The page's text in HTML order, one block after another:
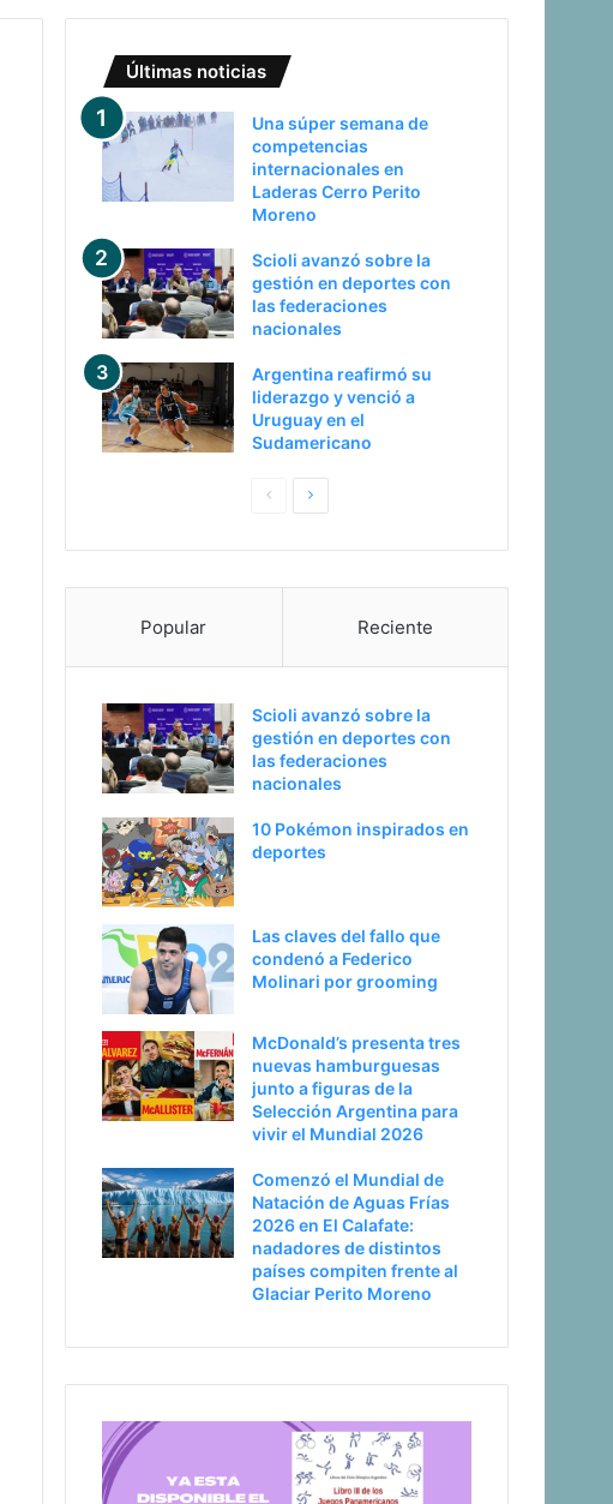
Últimas noticias
Una súper semana de
competencias
internacionales en
Laderas Cerro Perito
Moreno
Scioli avanzó sobre la
gestión en deportes con
las federaciones
nacionales
Argentina reafirmó su
liderazgo y venció a
Uruguay en el
Sudamericano
PaginaSiguiente
Popular Reciente
Scioli avanzó sobre la
gestión en deportes con
las federaciones
nacionales
10 Pokémon inspirados en
deportes
Las claves del fallo que
condenó a Federico
Molinari por grooming
McDonald’s presenta tres
nuevas hamburguesas
junto a figuras de la
Selección Argentina para
vivir el Mundial 2026
Comenzó el Mundial de
Natación de Aguas Frías
2026 en El Calafate:
nadadores de distintos
países compiten frente al
Glaciar Perito Moreno